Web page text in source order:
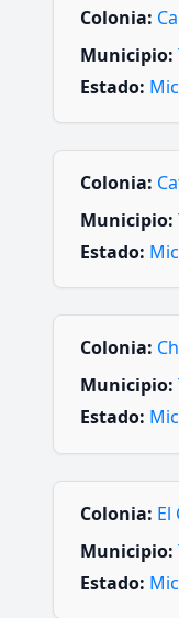
Colonia:
Municipio:
Estado:
Colonia:
Municipio:
Estado:
Colonia:
Municipio:
Estado:
Colonia: El
Municipio:
Estado: